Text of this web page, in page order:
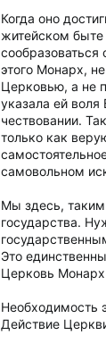
Когда оно
житейском быте
сообразоваться
этого Монарх,
Церковью, а не
указала ей
чествовании.
только как
самовольном
Мы здесь,
государства.
Это
Церковь Монарх
Необходимость
Действие